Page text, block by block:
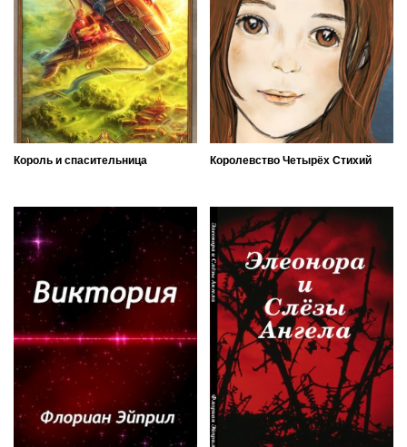
Король и спасительница Королевство Четырёх Стихий